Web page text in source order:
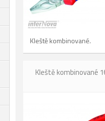
Kleště kombinované.
Kleště kombinované